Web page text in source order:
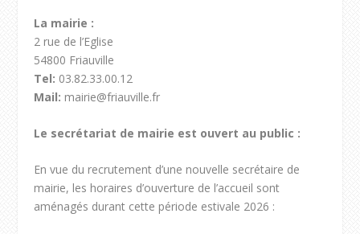
La mairie :
2 rue de l’Eglise
54800 Friauville
Tel: 03.82.33.00.12
Mail: mairie@friauville.fr
Le secrétariat de mairie est ouvert au public :
En vue du recrutement d’une nouvelle secrétaire de
mairie, les horaires d’ouverture de l’accueil sont
aménagés durant cette période estivale 2026 :